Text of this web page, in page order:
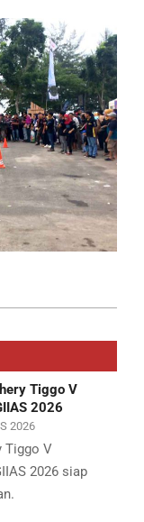
Tiggo V
2026
2026
Tiggo V
2026 siap